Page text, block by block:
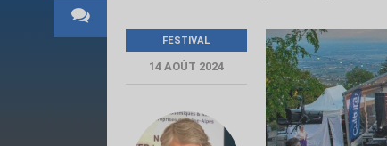
FESTIVAL
14 AOÛT 2024